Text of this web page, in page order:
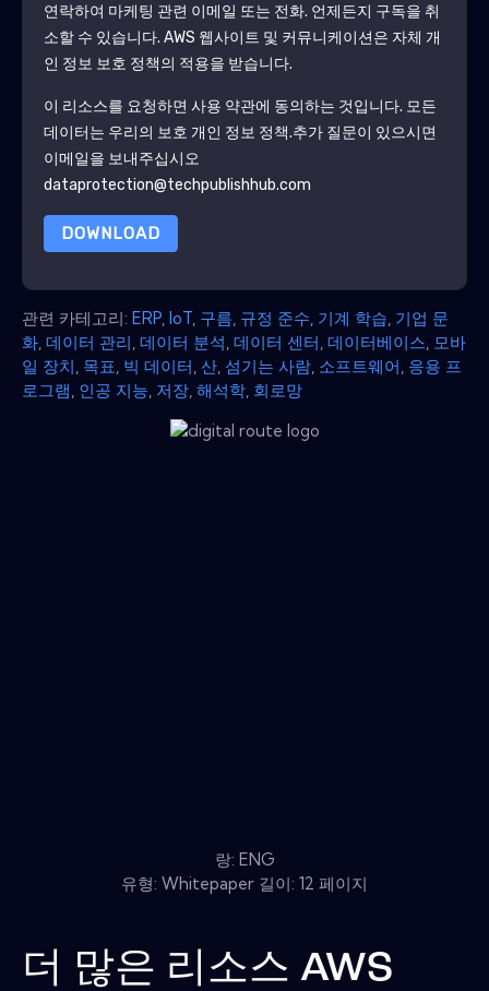
연락하여 마케팅 관련 이메일 또는 전화. 언제든지 구독을 취
소할 수 있습니다. AWS 웹사이트 및 커뮤니케이션은 자체 개
인 정보 보호 정책의 적용을 받습니다.
이 리소스를 요청하면 사용 약관에 동의하는 것입니다. 모든
데이터는 우리의 보호 개인 정보 정책.추가 질문이 있으시면
이메일을 보내주십시오
dataprotection@techpublishhub.com
DOWNLOAD
관련 카테고리: ERP IoT 구름 규정 준수 기계 학습 기업 문
화 데이터 관리 데이터 분석 데이터 센터 데이터베이스 모바
일 장치 목표 빅 데이터 산 섬기는 사람 소프트웨어 응용 프
로그램 인공 지능 저장 해석학 회로망
랑: ENG
유형: Whitepaper 길이: 12 페이지
더 많은 리소스 AWS